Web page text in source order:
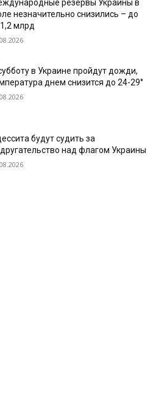
резервы Украины в
незначительно снизились – до
млрд
в Украине пройдут дожди,
днем снизится до 24-29°
будут судить за
над флагом Украины